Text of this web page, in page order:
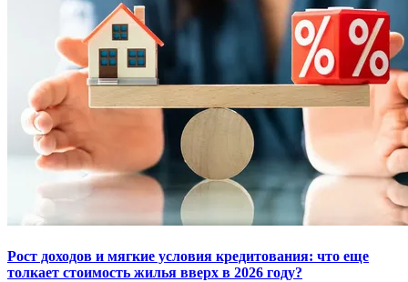
Рост доходов и мягкие условия кредитования: что еще
толкает стоимость жилья вверх в 2026 году?